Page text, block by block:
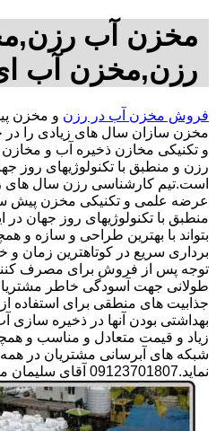
مخزن آب
رزن,مخزن آب
فروش مخزن آب در رزن و مخزن
مخزن سازان سال های زیادی را
و تکنیکی مخازن ذخیره آب و
رزن و منطبق با تکنولوژیهای روز
است.تیم کارشناسی رزن سال
عرضه علمی و تکنیکی مخزن پیش
منطبق با تکنولوژیهای روز جهان در
بتواند با بهترین طراحی و سازه و
برداری سریع در کوتاهترین زمان و
توجه پس از فروش برای مصرف
طولانی جهت آسودگی خاطر
جذابیت های منطقی برای استفاده
بهداشتی بودن آنها در ذخیره
زیاد و قیمت متعادل و مناسب و
شبکه های آبرسانی مشتریان در
نماید.09123701807 آقای سلیمان مجردی